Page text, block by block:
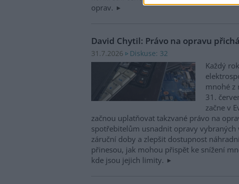
oprav.
David Chytil: Právo na opravu
31.7.2026 Diskuse: 32
Každý
mnohé z
31.
začne v
začnou uplatňovat takzvané právo na
spotřebitelům usnadnit opravy
záruční doby a zlepšit dostupnost
přinesou, jak mohou přispět ke snížení
kde jsou jejich limity.